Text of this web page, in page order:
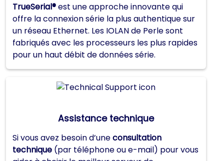
TrueSerial®est une approche innovante qui
offre la connexion série la plus authentique sur
un réseau Ethernet. Les IOLAN de Perle sont
fabriqués avec les processeurs les plus rapides
pour un haut débit de données série.
Assistance technique
Si vous avez besoin d’uneconsultation
technique (par téléphone ou e-mail) pour vous